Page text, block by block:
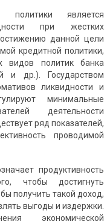
политики является
при жестких
данной цели
кредитной политики,
видов политик банка
и др.). Государством
ликвидности и
минимальные
деятельности
ряд показателей,
проводимой
продуктивность
чтобы достигнуть
получить такой доход,
выгоды и издержки.
экономической